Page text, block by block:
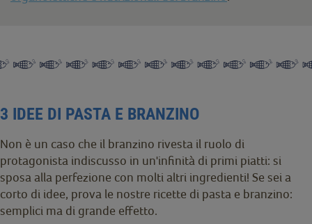
3 IDEE DI PASTA E BRANZINO
Non è un caso che il branzino rivesta il ruolo di
protagonista indiscusso in un'infinità di primi piatti: si
sposa alla perfezione con molti altri ingredienti! Se sei a
corto di idee, prova le nostre ricette di pasta e branzino:
semplici ma di grande effetto.